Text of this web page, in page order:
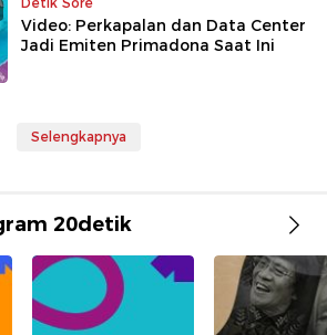
Video: Perkapalan dan Data Center
Jadi Emiten Primadona Saat Ini
Selengkapnya
20detik